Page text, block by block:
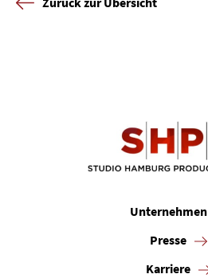
Unternehmen
Presse
Karriere